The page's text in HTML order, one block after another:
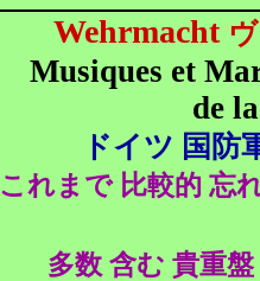
Wehrmacht
Musiques et
de
ドイツ 国防
これまで 比較的 忘
多数 含む 貴重盤